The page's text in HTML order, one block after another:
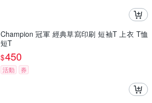
Champion 冠軍 經典草寫印刷 短袖T 上衣 T恤
短T
$450
活動 券